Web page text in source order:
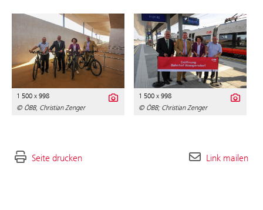
1 500 x 998
© ÖBB, Christian Zenger
1 500 x 998
© ÖBB; Christian Zenger
Seite drucken Link mailen